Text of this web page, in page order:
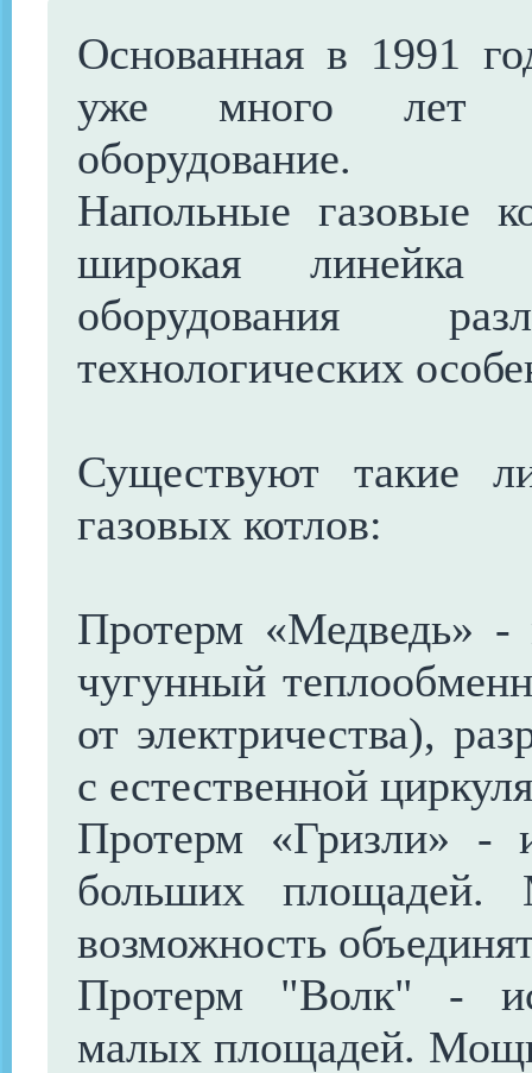
Основанная в 1991
уже много лет
оборудование.
Напольные газовые
широкая линейка
оборудования
технологических
Существуют такие
газовых котлов:
Протерм «Медведь»
чугунный
от электричества),
с естественной
Протерм «Гризли» -
больших
возможность
Протерм "Волк" -
малых площадей.